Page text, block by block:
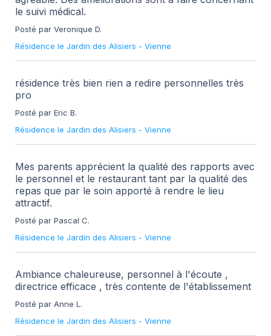
le suivi médical.
Posté par Veronique D.
Résidence le Jardin des Alisiers - Vienne
résidence très bien rien a redire personnelles très
pro
Posté par Eric B.
Résidence le Jardin des Alisiers - Vienne
Mes parents apprécient la qualité des rapports avec
le personnel et le restaurant tant par la qualité des
repas que par le soin apporté à rendre le lieu
attractif.
Posté par Pascal C.
Résidence le Jardin des Alisiers - Vienne
Ambiance chaleureuse, personnel à l'écoute ,
directrice efficace , très contente de l'établissement
Posté par Anne L.
Résidence le Jardin des Alisiers - Vienne